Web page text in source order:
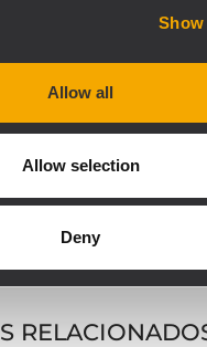
Show
Allow all
Allow selection
Deny